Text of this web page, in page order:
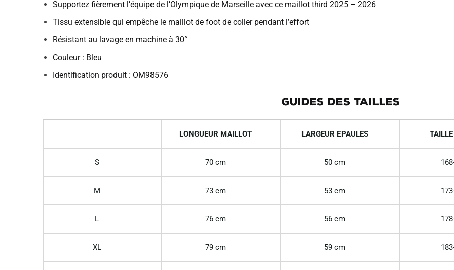
Supportez fièrement l’équipe de l’Olympique de Marseille avec ce maillot third 2025 – 2026
Tissu extensible qui empêche le maillot de foot de coller pendant l’effort
Résistant au lavage en machine à 30°
Couleur : Bleu
Identification produit : OM98576
GUIDES DES TAILLES
LONGUEUR MAILLOT LARGEUR EPAULES
S 70 cm 50 cm
M 73 cm 53 cm
L 76 cm 56 cm
XL 79 cm 59 cm